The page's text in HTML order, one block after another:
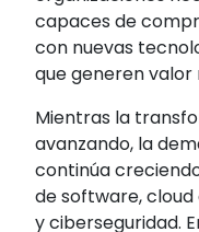
capaces de
con nuevas
que generen valor
Mientras la
avanzando, la
continúa
de software,
y ciberseguridad.